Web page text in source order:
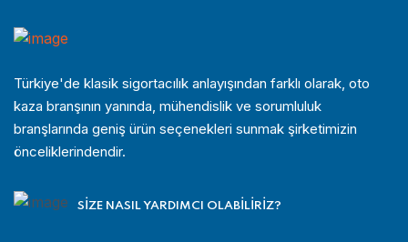
Türkiye'de klasik sigortacılık anlayışından farklı olarak, oto
kaza branşının yanında, mühendislik ve sorumluluk
branşlarında geniş ürün seçenekleri sunmak şirketimizin
önceliklerindendir.
SIZE NASIL YARDIMCI OLABILIRIZ?